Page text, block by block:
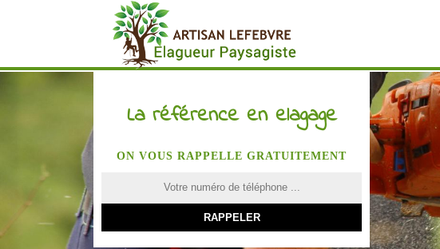
La référence en elagage
ON VOUS RAPPELLE GRATUITEMENT